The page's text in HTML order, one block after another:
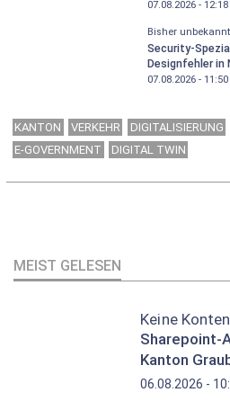
07.08.2026 - 12:18
Bisher
Security-
Designfehler in
07.08.2026 - 11:50
KANTON VERKEHR
DIGITALISIERUNG
E-GOVERNMENT
DIGITAL TWIN
MEIST GELESEN
Keine
Kanton
06.08.2026 -